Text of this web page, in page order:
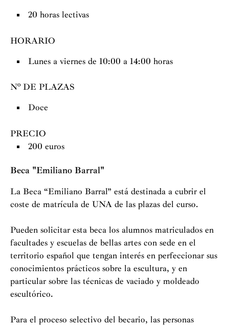
20 horas lectivas
HORARIO
Lunes a viernes de 10:00 a 14:00 horas
Nº DE PLAZAS
Doce
PRECIO
200 euros
Beca "Emiliano Barral"
La Beca “Emiliano Barral” está destinada a cubrir el
coste de matrícula de UNA de las plazas del curso.
Pueden solicitar esta beca los alumnos matriculados en
facultades y escuelas de bellas artes con sede en el
territorio español que tengan interés en perfeccionar sus
conocimientos prácticos sobre la escultura, y en
particular sobre las técnicas de vaciado y moldeado
escultórico.
Para el proceso selectivo del becario, las personas